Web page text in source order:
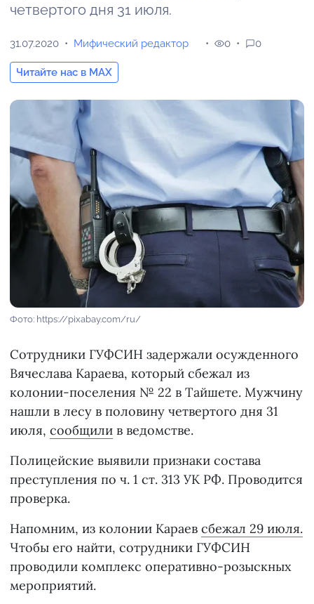
четвертого дня 31 июля.
31.07.2020 Мифический редактор
Читайте нас в MAX
0 0
Фото: https://pixabay.com/ru/
Сотрудники ГУФСИН задержали осужденного
Вячеслава Караева, который сбежал из
колонии-поселения № 22 в Тайшете. Мужчину
нашли в лесу в половину четвертого дня 31
июля, сообщили в ведомстве.
Полицейские выявили признаки состава
преступления по ч. 1 ст. 313 УК РФ. Проводится
проверка.
Напомним, из колонии Караев сбежал 29 июля.
Чтобы его найти, сотрудники ГУФСИН
проводили комплекс оперативно-розыскных
мероприятий.